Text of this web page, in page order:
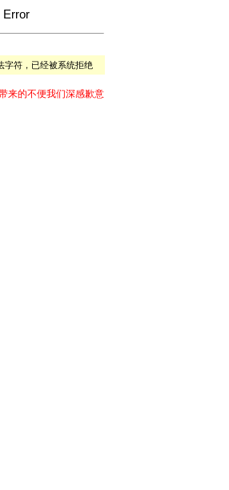
Error
字符，已经被系统拒绝
来的不便我们深感歉意